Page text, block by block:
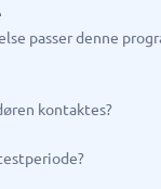
passer denne
kontaktes?